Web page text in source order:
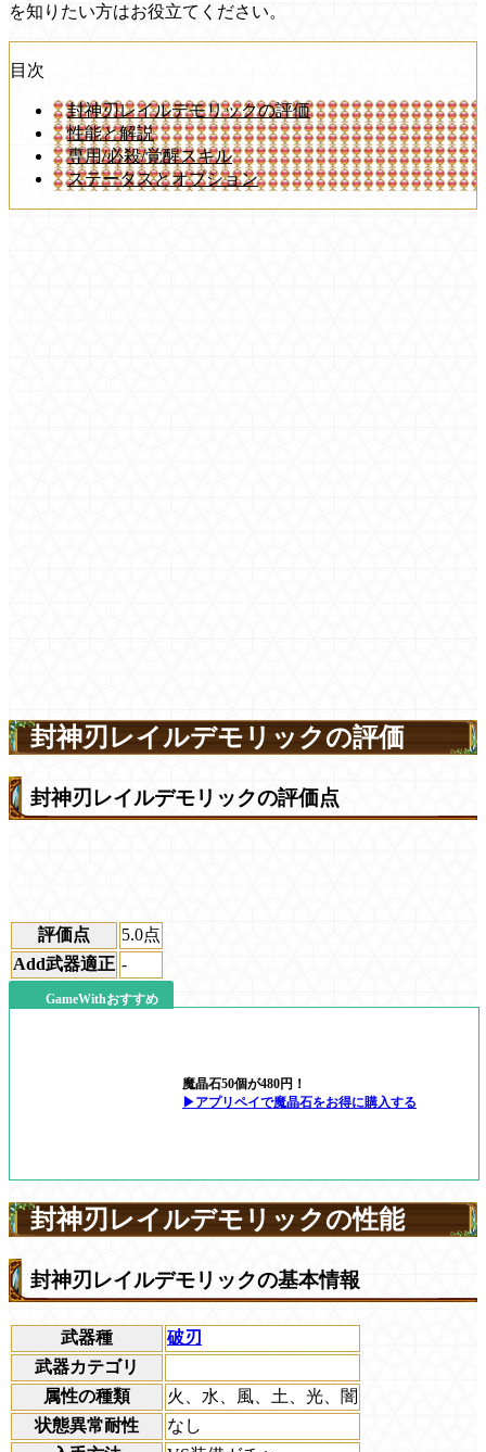
を知りたい方はお役立てください。
目次
封神刃レイルデモリックの評価
性能と解説
専用/必殺/覚醒スキル
ステータスとオプション
封神刃レイルデモリックの評価
封神刃レイルデモリックの評価点
評価点 5.0点
Add武器適正 -
GameWithおすすめ
魔晶石50個が480円！
▶アプリペイで魔晶石をお得に購入する
封神刃レイルデモリックの性能
封神刃レイルデモリックの基本情報
武器種
破刃
武器カテゴリ
属性の種類
火、水、風、土、光、闇
状態異常耐性
なし